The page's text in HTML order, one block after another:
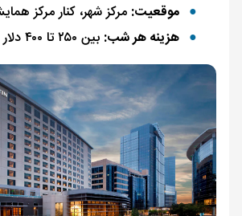
موقعیت: مرکز شهر، کنار مرکز
هزینه هر شب: بین ۲۵۰ تا ۴۰۰ دلار آمریکا